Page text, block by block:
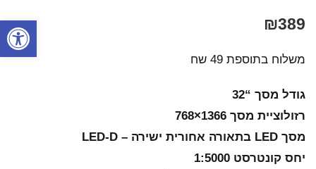
₪389
משלוח בתוספת 49 שח
גודל מסך “32
רזולוציית מסך 1366×768
מסך LED בתאורה אחורית ישירה – LED-D
יחס קונטרסט 1:5000
פתח